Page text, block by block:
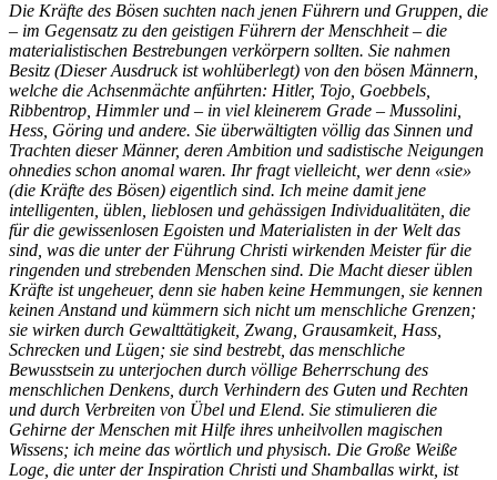
Die Kräfte des Bösen suchten nach jenen Führern und Gruppen, die
– im Gegensatz zu den geistigen Führern der Menschheit – die
materialistischen Bestrebungen verkörpern sollten. Sie nahmen
Besitz (Dieser Ausdruck ist wohlüberlegt) von den bösen Männern,
welche die Achsenmächte anführten: Hitler, Tojo, Goebbels,
Ribbentrop, Himmler und – in viel kleinerem Grade – Mussolini,
Hess, Göring und andere. Sie überwältigten völlig das Sinnen und
Trachten dieser Männer, deren Ambition und sadistische Neigungen
ohnedies schon anomal waren. Ihr fragt vielleicht, wer denn «sie»
(die Kräfte des Bösen) eigentlich sind. Ich meine damit jene
intelligenten, üblen, lieblosen und gehässigen Individualitäten, die
für die gewissenlosen Egoisten und Materialisten in der Welt das
sind, was die unter der Führung Christi wirkenden Meister für die
ringenden und strebenden Menschen sind. Die Macht dieser üblen
Kräfte ist ungeheuer, denn sie haben keine Hemmungen, sie kennen
keinen Anstand und kümmern sich nicht um menschliche Grenzen;
sie wirken durch Gewalttätigkeit, Zwang, Grausamkeit, Hass,
Schrecken und Lügen; sie sind bestrebt, das menschliche
Bewusstsein zu unterjochen durch völlige Beherrschung des
menschlichen Denkens, durch Verhindern des Guten und Rechten
und durch Verbreiten von Übel und Elend. Sie stimulieren die
Gehirne der Menschen mit Hilfe ihres unheilvollen magischen
Wissens; ich meine das wörtlich und physisch. Die Große Weiße
Loge, die unter der Inspiration Christi und Shamballas wirkt, ist